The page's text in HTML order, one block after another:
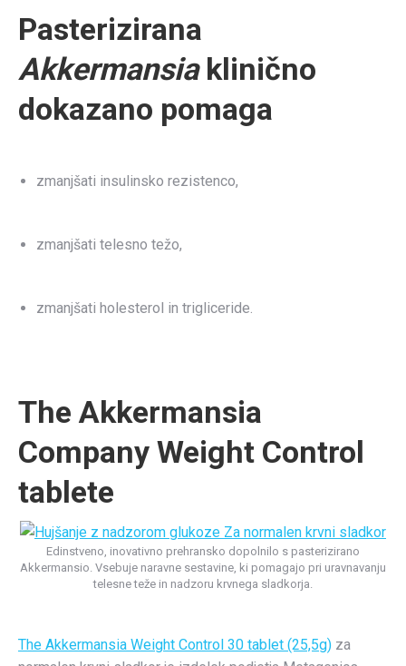
Pasterizirana
Akkermansiaklinično
dokazano pomaga
zmanjšati insulinsko rezistenco,
zmanjšati telesno težo,
zmanjšati holesterol in trigliceride.
The Akkermansia
Company Weight Control
tablete
Edinstveno, inovativno prehransko dopolnilo s pasterizirano
Akkermansio. Vsebuje naravne sestavine, ki pomagajo pri uravnavanju
telesne teže in nadzoru krvnega sladkorja.
The Akkermansia Weight Control 30 tablet (25,5g) za